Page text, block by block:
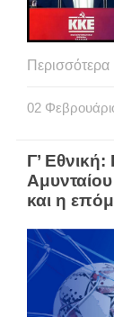
Περισσότερα
02
Γ’
και η